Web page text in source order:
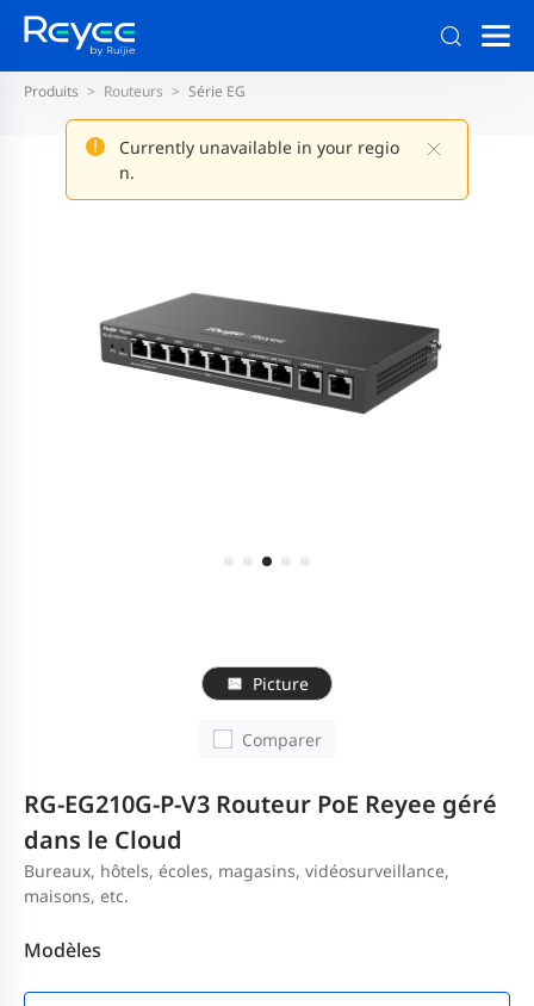
Currently unavailable in your regio
n.
Produits Routeurs Série EG
Picture
Comparer
RG-EG210G-P-V3 Routeur PoE Reyee géré
dans le Cloud
Bureaux, hôtels, écoles, magasins, vidéosurveillance,
maisons, etc.
Modèles